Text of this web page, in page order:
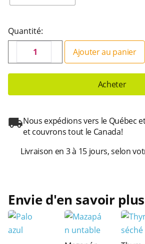
Quantité:
Ajouter au panier
Acheter
Nous expédions vers le Québec
et couvrons tout le Canada!
Livraison en 3 à 15 jours, selon
Envie d'en savoir